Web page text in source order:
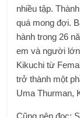
nhiều tập.
quá mong đợi.
hành trong 26
em và người
Kikuchi từ
trở thành một
Uma Thurman,
Cũng nên đọc: